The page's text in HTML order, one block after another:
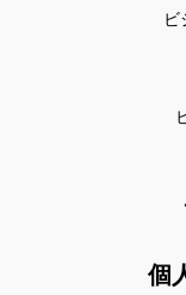
ビ
個